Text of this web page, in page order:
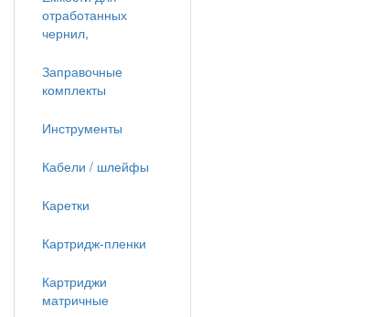
отработанных
чернил,
Заправочные
комплекты
Инструменты
Кабели / шлейфы
Каретки
Картридж-пленки
Картриджи
матричные